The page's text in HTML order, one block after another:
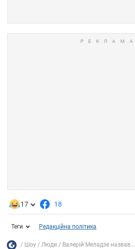
17 18
Теги Редакційна політика
Шоу Люди Валерій Меладзе назвав...